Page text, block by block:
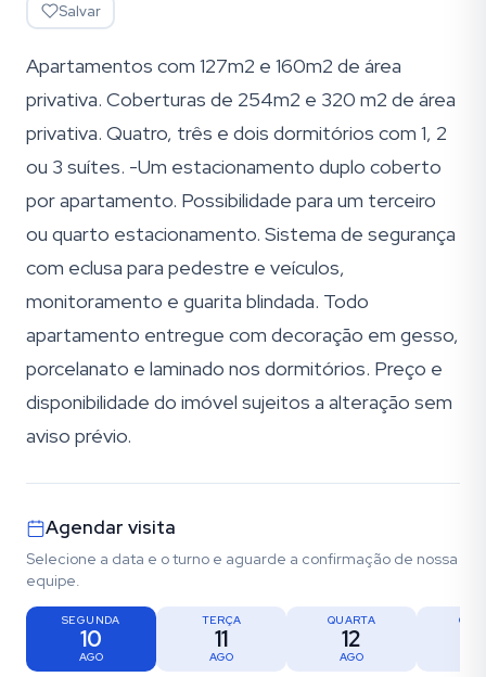
Salvar
Apartamentos com 127m2 e 160m2 de área
privativa. Coberturas de 254m2 e 320 m2 de área
privativa. Quatro, três e dois dormitórios com 1, 2
ou 3 suítes. -Um estacionamento duplo coberto
por apartamento. Possibilidade para um terceiro
ou quarto estacionamento. Sistema de segurança
com eclusa para pedestre e veículos,
monitoramento e guarita blindada. Todo
apartamento entregue com decoração em gesso,
porcelanato e laminado nos dormitórios. Preço e
disponibilidade do imóvel sujeitos a alteração sem
aviso prévio.
Agendar visita
Selecione a data e o turno e aguarde a confirmação de nossa
equipe.
SEGUNDA
10
AGO
TERÇA
11
AGO
QUARTA
12
AGO